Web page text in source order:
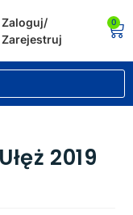
Zaloguj/
Zarejestruj
0
2019